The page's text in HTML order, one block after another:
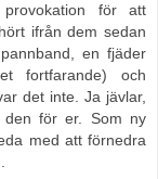
för att
ifrån dem sedan
en fjäder
fortfarande) och
det inte. Ja jävlar,
den för er. Som ny
med att förnedra